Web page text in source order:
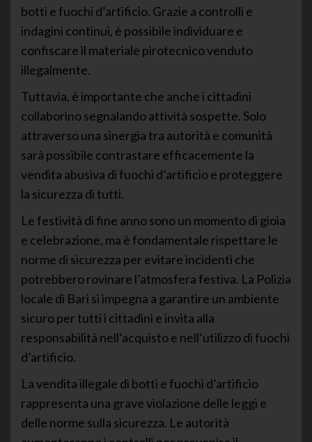
botti e fuochi d’artificio. Grazie a controlli e
indagini continui, è possibile individuare e
confiscare il materiale pirotecnico venduto
illegalmente.
Tuttavia, è importante che anche i cittadini
collaborino segnalando attività sospette. Solo
attraverso una sinergia tra autorità e comunità
sarà possibile contrastare efficacemente la
vendita abusiva di fuochi d’artificio e proteggere
la sicurezza di tutti.
Le festività di fine anno sono un momento di gioia
e celebrazione, ma è fondamentale rispettare le
norme di sicurezza per evitare incidenti che
potrebbero rovinare l’atmosfera festiva. La Polizia
locale di Bari si impegna a garantire un ambiente
sicuro per tutti i cittadini e invita alla
responsabilità nell’acquisto e nell’utilizzo di fuochi
d’artificio.
La vendita illegale di botti e fuochi d’artificio
rappresenta una grave violazione delle leggi e
delle norme sulla sicurezza. Le autorità